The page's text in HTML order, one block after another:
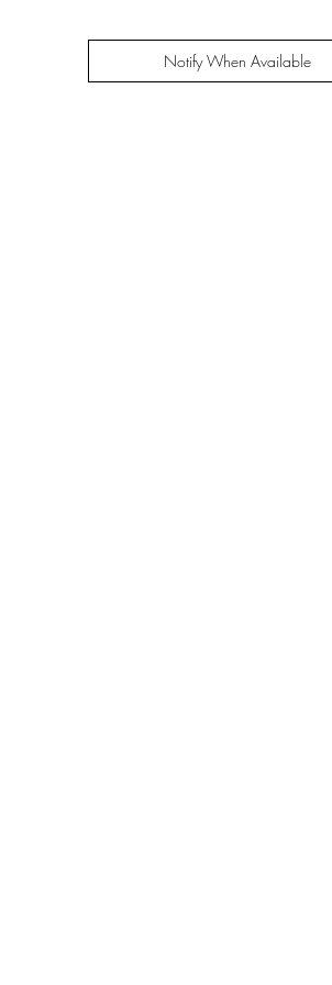
Notify When Available